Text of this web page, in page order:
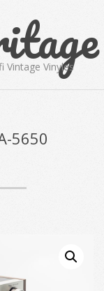
Vintage Vinyles
5650